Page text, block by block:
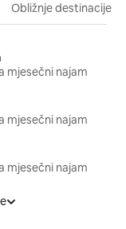
Obližnje destinacije
mjesečni najam
mjesečni najam
mjesečni najam